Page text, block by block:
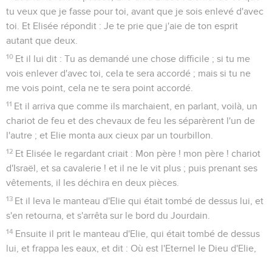
tu veux que je fasse pour toi, avant que je sois enlevé d'avec
toi. Et Elisée répondit : Je te prie que j'aie de ton esprit
autant que deux.
10 Et il lui dit : Tu as demandé une chose difficile ; si tu me
vois enlever d'avec toi, cela te sera accordé ; mais si tu ne
me vois point, cela ne te sera point accordé.
11 Et il arriva que comme ils marchaient, en parlant, voilà, un
chariot de feu et des chevaux de feu les séparèrent l'un de
l'autre ; et Elie monta aux cieux par un tourbillon.
12 Et Elisée le regardant criait : Mon père ! mon père ! chariot
d'Israël, et sa cavalerie ! et il ne le vit plus ; puis prenant ses
vêtements, il les déchira en deux pièces.
13 Et il leva le manteau d'Elie qui était tombé de dessus lui, et
s'en retourna, et s'arrêta sur le bord du Jourdain.
14 Ensuite il prit le manteau d'Elie, qui était tombé de dessus
lui, et frappa les eaux, et dit : Où est l'Eternel le Dieu d'Elie,